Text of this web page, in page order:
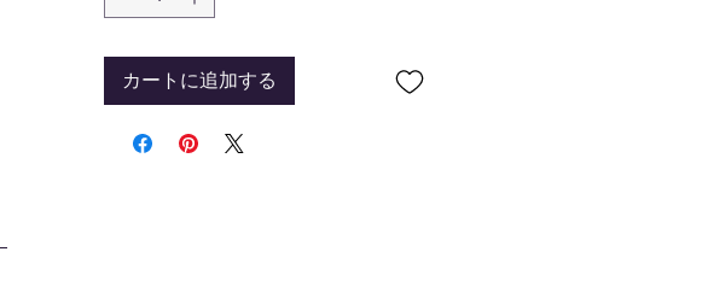
カートに追加する